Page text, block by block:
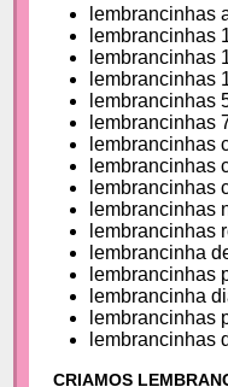
lembrancinhas
lembrancinhas
lembrancinhas
lembrancinhas
lembrancinhas
lembrancinhas
lembrancinhas
lembrancinhas
lembrancinhas
lembrancinhas
lembrancinhas
lembrancinha
lembrancinhas
lembrancinha
lembrancinhas
lembrancinhas
CRIAMOS